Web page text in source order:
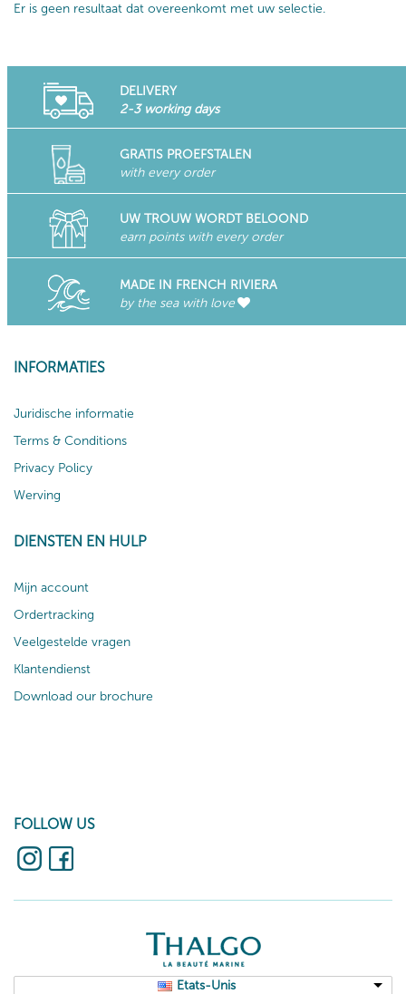
Er is geen resultaat dat overeenkomt met uw selectie.
DELIVERY
2-3 working days
GRATIS PROEFSTALEN
with every order
UW TROUW WORDT BELOOND
earn points with every order
MADE IN FRENCH RIVIERA
by the sea with love
INFORMATIES
Juridische informatie
Terms & Conditions
Privacy Policy
Werving
DIENSTEN EN HULP
Mijn account
Ordertracking
Veelgestelde vragen
Klantendienst
Download our brochure
FOLLOW US
Etats-Unis